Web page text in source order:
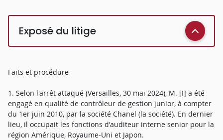
Exposé du litige
Faits et procédure
1. Selon l'arrêt attaqué (Versailles, 30 mai 2024), M. [I] a été
engagé en qualité de contrôleur de gestion junior, à compter
du 1er juin 2010, par la société Chanel (la société). En dernier
lieu, il occupait les fonctions d'auditeur interne senior pour la
région Amérique, Royaume-Uni et Japon.